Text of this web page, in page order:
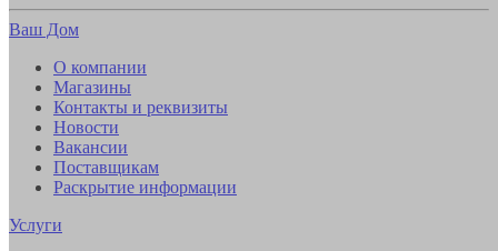
Ваш Дом
О компании
Магазины
Контакты и реквизиты
Новости
Вакансии
Поставщикам
Раскрытие информации
Услуги